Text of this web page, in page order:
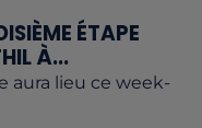
ÉTAPE
À...
aura lieu ce week-